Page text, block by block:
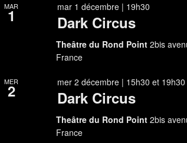
MAR
1 Dark Circus
mar 1 décembre | 19h30
Theâtre du Rond Point 2bis
France
MER
2 Dark Circus
mer 2 décembre | 15h30 et 19h30
Theâtre du Rond Point 2bis
France